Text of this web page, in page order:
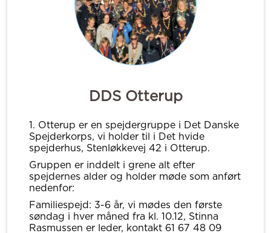
DDS Otterup
1. Otterup er en spejdergruppe i Det Danske
Spejderkorps, vi holder til i Det hvide
spejderhus, Stenløkkevej 42 i Otterup.
Gruppen er inddelt i grene alt efter
spejdernes alder og holder møde som anført
nedenfor:
Familiespejd: 3-6 år, vi mødes den første
søndag i hver måned fra kl. 10.12, Stinna
Rasmussen er leder, kontakt 61 67 48 09